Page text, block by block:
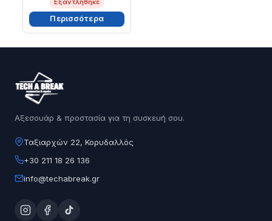
Εξαντλήθηκε
Περισσότερα
Αξεσουάρ & προστασία για τη συσκευή σου.
Ταξιαρχών 22, Κορυδαλλός
+30 211 18 26 136
info@techabreak.gr